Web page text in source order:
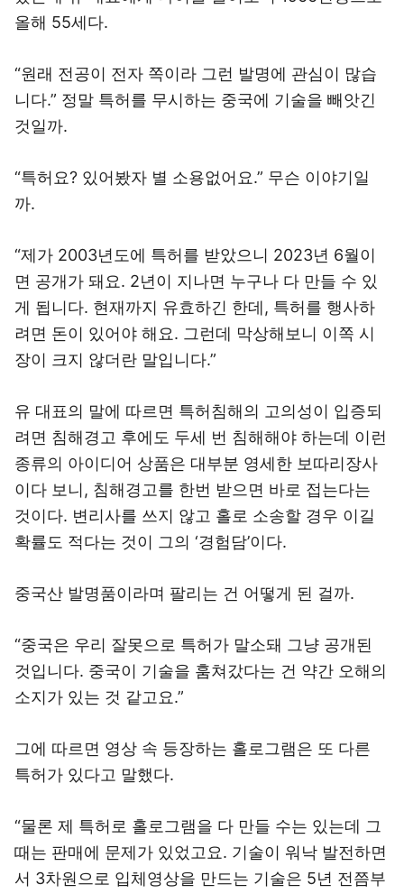
올해 55세다.
“원래 전공이 전자 쪽이라 그런 발명에 관심이 많습
니다.” 정말 특허를 무시하는 중국에 기술을 빼앗긴
것일까.
“특허요? 있어봤자 별 소용없어요.” 무슨 이야기일
까.
“제가 2003년도에 특허를 받았으니 2023년 6월이
면 공개가 돼요. 2년이 지나면 누구나 다 만들 수 있
게 됩니다. 현재까지 유효하긴 한데, 특허를 행사하
려면 돈이 있어야 해요. 그런데 막상해보니 이쪽 시
장이 크지 않더란 말입니다.”
유 대표의 말에 따르면 특허침해의 고의성이 입증되
려면 침해경고 후에도 두세 번 침해해야 하는데 이런
종류의 아이디어 상품은 대부분 영세한 보따리장사
이다 보니, 침해경고를 한번 받으면 바로 접는다는
것이다. 변리사를 쓰지 않고 홀로 소송할 경우 이길
확률도 적다는 것이 그의 ‘경험담’이다.
중국산 발명품이라며 팔리는 건 어떻게 된 걸까.
“중국은 우리 잘못으로 특허가 말소돼 그냥 공개된
것입니다. 중국이 기술을 훔쳐갔다는 건 약간 오해의
소지가 있는 것 같고요.”
그에 따르면 영상 속 등장하는 홀로그램은 또 다른
특허가 있다고 말했다.
“물론 제 특허로 홀로그램을 다 만들 수는 있는데 그
때는 판매에 문제가 있었고요. 기술이 워낙 발전하면
서 3차원으로 입체영상을 만드는 기술은 5년 전쯤부